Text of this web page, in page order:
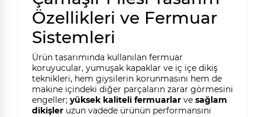
Özellikleri ve Fermuar
Sistemleri
Ürün tasarımında kullanılan fermuar
koruyucular, yumuşak kapaklar ve iç içe dikiş
teknikleri, hem giysilerin korunmasını hem de
makine içindeki diğer parçaların zarar görmesini
engeller; yüksek kaliteli fermuarlarve sağlam
dikişleruzun vadede ürünün performansını